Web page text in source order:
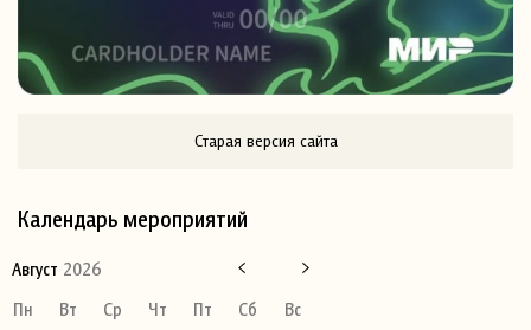
Старая версия сайта
Календарь мероприятий
Август 2026
Пн
Вт Ср Чт Пт Сб
Вс